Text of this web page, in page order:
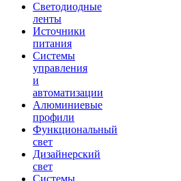
Светодиодные
ленты
Источники
питания
Системы
управления
и
автоматизации
Алюминиевые
профили
Функциональный
свет
Дизайнерский
свет
Системы